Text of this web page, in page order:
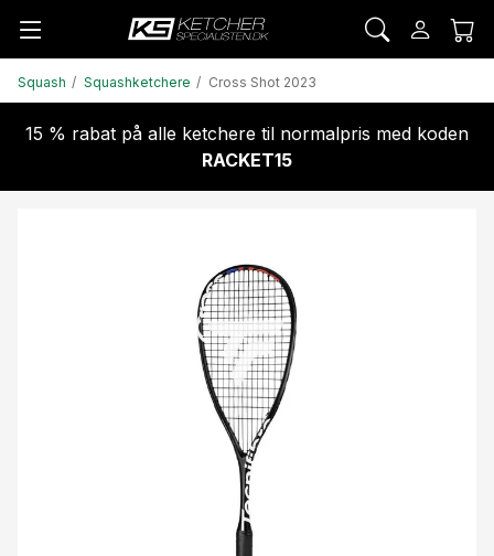
Squash Squashketchere Cross Shot 2023
15 % rabat på alle ketchere til normalpris med koden
RACKET15